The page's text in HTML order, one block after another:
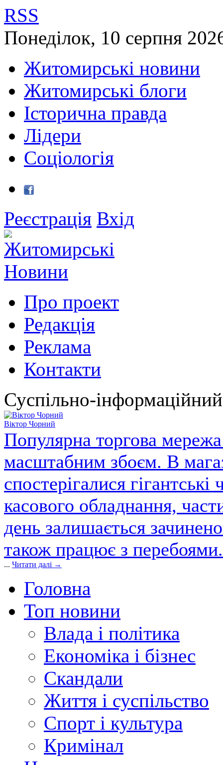
RSS
Понеділок, 10 серпня
Житомирські новини
Житомирські блоги
Історична правда
Лідери
Соціологія
Реєстрація Вхід
Про проект
Редакція
Реклама
Контакти
Суспільно-
Віктор Чорний
Популярна торгова
масштабним збоєм. В
спостерігалися
касового обладнання,
день залишається
також працює з
... Читати далі →
Головна
Топ новини
Влада і політика
Економіка і бізнес
Скандали
Життя і суспільство
Спорт і культура
Кримінал